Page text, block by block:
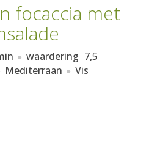
focaccia met
waardering 7,5
Mediterraan Vis